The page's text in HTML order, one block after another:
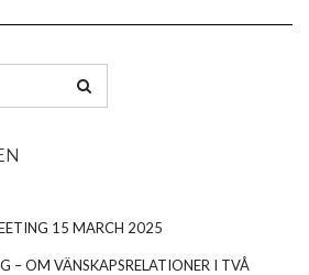
15 MARCH 2025
– OM VÄNSKAPSRELATIONER I TVÅ